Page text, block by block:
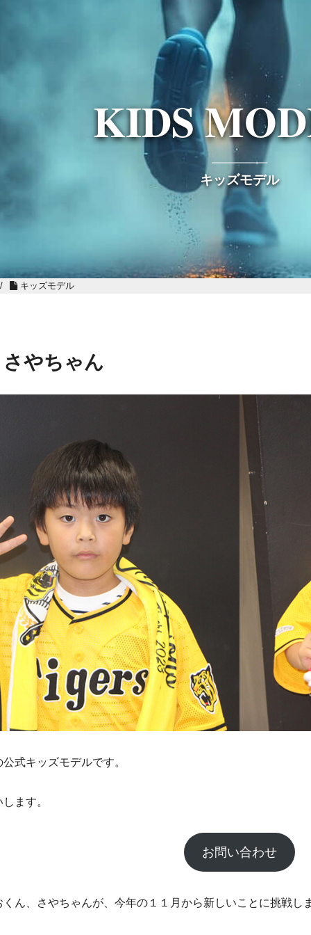
KIDS
キッズモデル
キッズモデル
やちゃん
式キッズモデルです。
ます。
お問い合わせ
ん、さやちゃんが、今年の１１月から新しいことに挑戦し